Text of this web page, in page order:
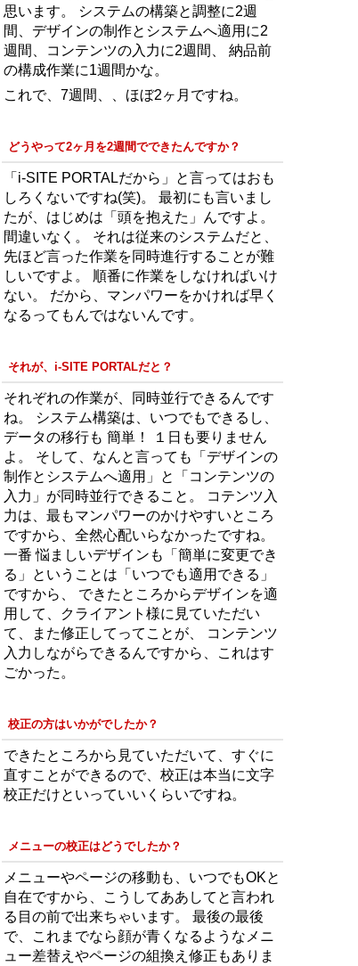
思います。 システムの構築と調整に2週
間、デザインの制作とシステムへ適用に2
週間、コンテンツの入力に2週間、 納品前
の構成作業に1週間かな。
これで、7週間、、ほぼ2ヶ月ですね。
どうやって2ヶ月を2週間でできたんですか？
「i-SITE PORTALだから」と言ってはおも
しろくないですね(笑)。 最初にも言いまし
たが、はじめは「頭を抱えた」んですよ。
間違いなく。 それは従来のシステムだと、
先ほど言った作業を同時進行することが難
しいですよ。 順番に作業をしなければいけ
ない。 だから、マンパワーをかければ早く
なるってもんではないんです。
それが、i-SITE PORTALだと？
それぞれの作業が、同時並行できるんです
ね。 システム構築は、いつでもできるし、
データの移行も 簡単！ １日も要りません
よ。 そして、なんと言っても「デザインの
制作とシステムへ適用」と「コンテンツの
入力」が同時並行できること。 コテンツ入
力は、最もマンパワーのかけやすいところ
ですから、全然心配いらなかったですね。
一番 悩ましいデザインも「簡単に変更でき
る」ということは「いつでも適用できる」
ですから、 できたところからデザインを適
用して、クライアント様に見ていただい
て、また修正してってことが、 コンテンツ
入力しながらできるんですから、これはす
ごかった。
校正の方はいかがでしたか？
できたところから見ていただいて、すぐに
直すことができるので、校正は本当に文字
校正だけといっていいくらいですね。
メニューの校正はどうでしたか？
メニューやページの移動も、いつでもOKと
自在ですから、こうしてああしてと言われ
る目の前で出来ちゃいます。 最後の最後
で、これまでなら顔が青くなるようなメニ
ュー差替えやページの組換え修正もありま